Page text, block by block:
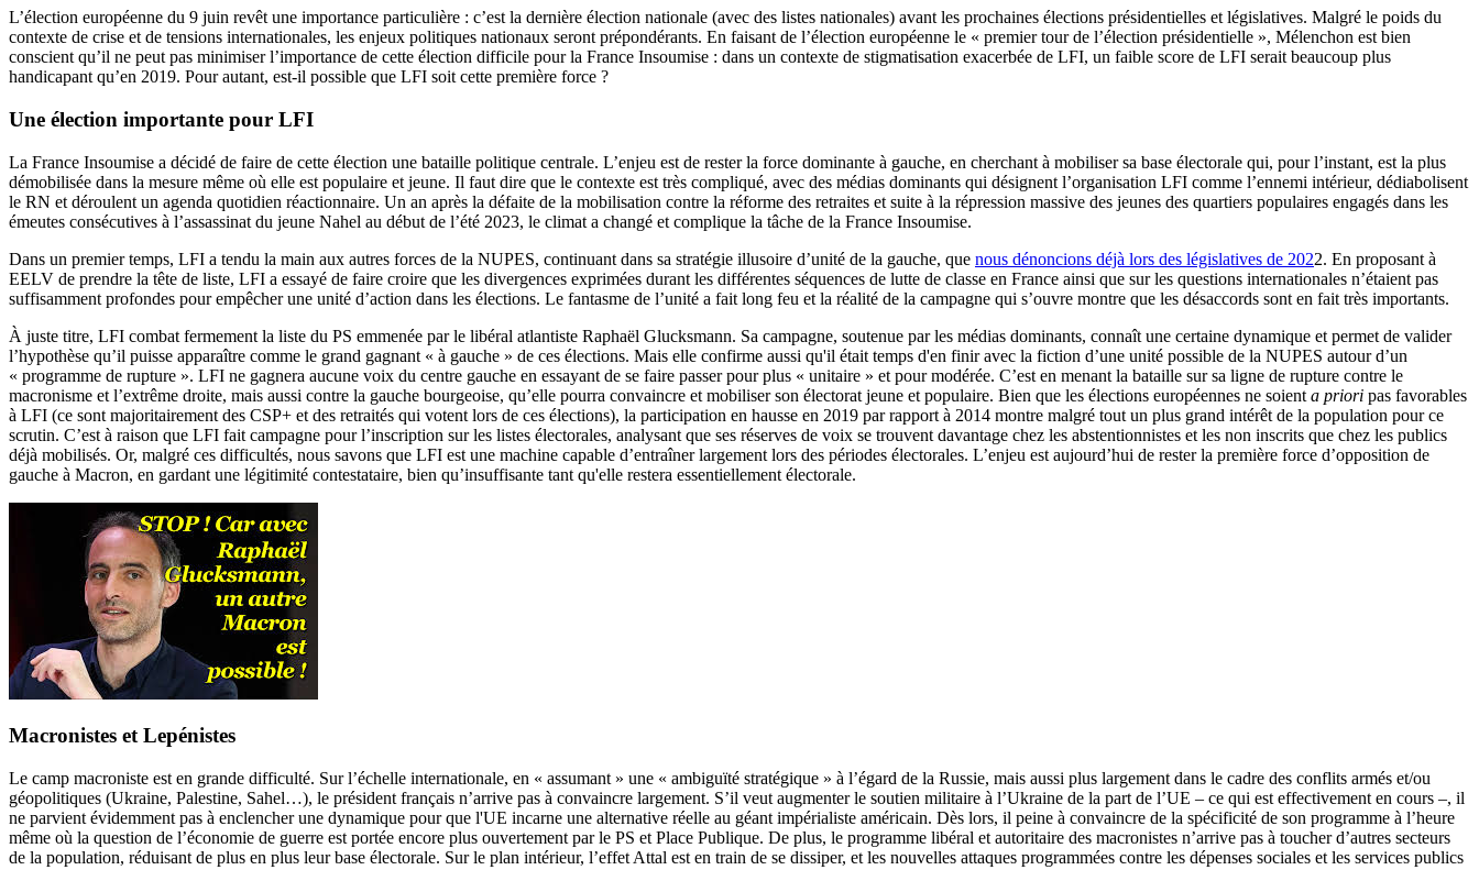
L’élection européenne du 9 juin revêt une importance particulière : c’est la dernière élection nationale (avec des listes nationales) avant les prochaines élections présidentielles et législatives. Malgré le poids du
contexte de crise et de tensions internationales, les enjeux politiques nationaux seront prépondérants. En faisant de l’élection européenne le « premier tour de l’élection présidentielle », Mélenchon est bien
conscient qu’il ne peut pas minimiser l’importance de cette élection difficile pour la France Insoumise : dans un contexte de stigmatisation exacerbée de LFI, un faible score de LFI serait beaucoup plus
handicapant qu’en 2019. Pour autant, est-il possible que LFI soit cette première force ?
Une élection importante pour LFI
La France Insoumise a décidé de faire de cette élection une bataille politique centrale. L’enjeu est de rester la force dominante à gauche, en cherchant à mobiliser sa base électorale qui, pour l’instant, est la plus
démobilisée dans la mesure même où elle est populaire et jeune. Il faut dire que le contexte est très compliqué, avec des médias dominants qui désignent l’organisation LFI comme l’ennemi intérieur, dédiabolisent
le RN et déroulent un agenda quotidien réactionnaire. Un an après la défaite de la mobilisation contre la réforme des retraites et suite à la répression massive des jeunes des quartiers populaires engagés dans les
émeutes consécutives à l’assassinat du jeune Nahel au début de l’été 2023, le climat a changé et complique la tâche de la France Insoumise.
Dans un premier temps, LFI a tendu la main aux autres forces de la NUPES, continuant dans sa stratégie illusoire d’unité de la gauche, que nous dénoncions déjà lors des législatives de 2022. En proposant à
EELV de prendre la tête de liste, LFI a essayé de faire croire que les divergences exprimées durant les différentes séquences de lutte de classe en France ainsi que sur les questions internationales n’étaient pas
suffisamment profondes pour empêcher une unité d’action dans les élections. Le fantasme de l’unité a fait long feu et la réalité de la campagne qui s’ouvre montre que les désaccords sont en fait très importants.
À juste titre, LFI combat fermement la liste du PS emmenée par le libéral atlantiste Raphaël Glucksmann. Sa campagne, soutenue par les médias dominants, connaît une certaine dynamique et permet de valider
l’hypothèse qu’il puisse apparaître comme le grand gagnant « à gauche » de ces élections. Mais elle confirme aussi qu'il était temps d'en finir avec la fiction d’une unité possible de la NUPES autour d’un
« programme de rupture ». LFI ne gagnera aucune voix du centre gauche en essayant de se faire passer pour plus « unitaire » et pour modérée. C’est en menant la bataille sur sa ligne de rupture contre le
macronisme et l’extrême droite, mais aussi contre la gauche bourgeoise, qu’elle pourra convaincre et mobiliser son électorat jeune et populaire. Bien que les élections européennes ne soient a priori pas favorables
à LFI (ce sont majoritairement des CSP+ et des retraités qui votent lors de ces élections), la participation en hausse en 2019 par rapport à 2014 montre malgré tout un plus grand intérêt de la population pour ce
scrutin. C’est à raison que LFI fait campagne pour l’inscription sur les listes électorales, analysant que ses réserves de voix se trouvent davantage chez les abstentionnistes et les non inscrits que chez les publics
déjà mobilisés. Or, malgré ces difficultés, nous savons que LFI est une machine capable d’entraîner largement lors des périodes électorales. L’enjeu est aujourd’hui de rester la première force d’opposition de
gauche à Macron, en gardant une légitimité contestataire, bien qu’insuffisante tant qu'elle restera essentiellement électorale.
Macronistes et Lepénistes
Le camp macroniste est en grande difficulté. Sur l’échelle internationale, en « assumant » une « ambiguïté stratégique » à l’égard de la Russie, mais aussi plus largement dans le cadre des conflits armés et/ou
géopolitiques (Ukraine, Palestine, Sahel…), le président français n’arrive pas à convaincre largement. S’il veut augmenter le soutien militaire à l’Ukraine de la part de l’UE – ce qui est effectivement en cours –, il
ne parvient évidemment pas à enclencher une dynamique pour que l'UE incarne une alternative réelle au géant impérialiste américain. Dès lors, il peine à convaincre de la spécificité de son programme à l’heure
même où la question de l’économie de guerre est portée encore plus ouvertement par le PS et Place Publique. De plus, le programme libéral et autoritaire des macronistes n’arrive pas à toucher d’autres secteurs
de la population, réduisant de plus en plus leur base électorale. Sur le plan intérieur, l’effet Attal est en train de se dissiper, et les nouvelles attaques programmées contre les dépenses sociales et les services publics